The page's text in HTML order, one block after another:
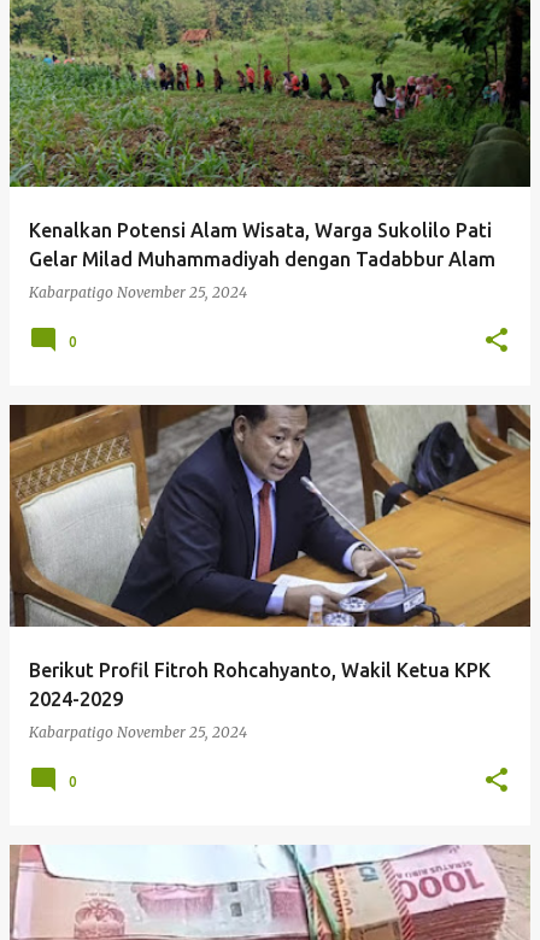
Kenalkan Potensi Alam Wisata, Warga Sukolilo Pati
Gelar Milad Muhammadiyah dengan Tadabbur Alam
Kabarpatigo November 25, 2024
0
Berikut Profil Fitroh Rohcahyanto, Wakil Ketua KPK
2024-2029
Kabarpatigo November 25, 2024
0